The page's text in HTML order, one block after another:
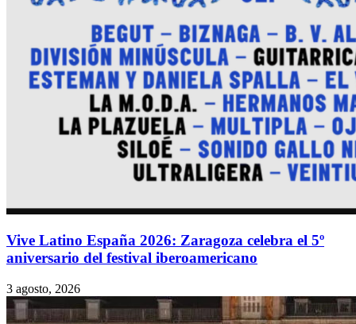
Vive Latino España 2026: Zaragoza celebra el 5º
aniversario del festival iberoamericano
3 agosto, 2026